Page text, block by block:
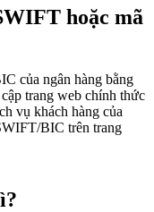
hoặc mã
của ngân hàng bằng
trang web chính thức
vụ khách hàng của
BIC trên trang